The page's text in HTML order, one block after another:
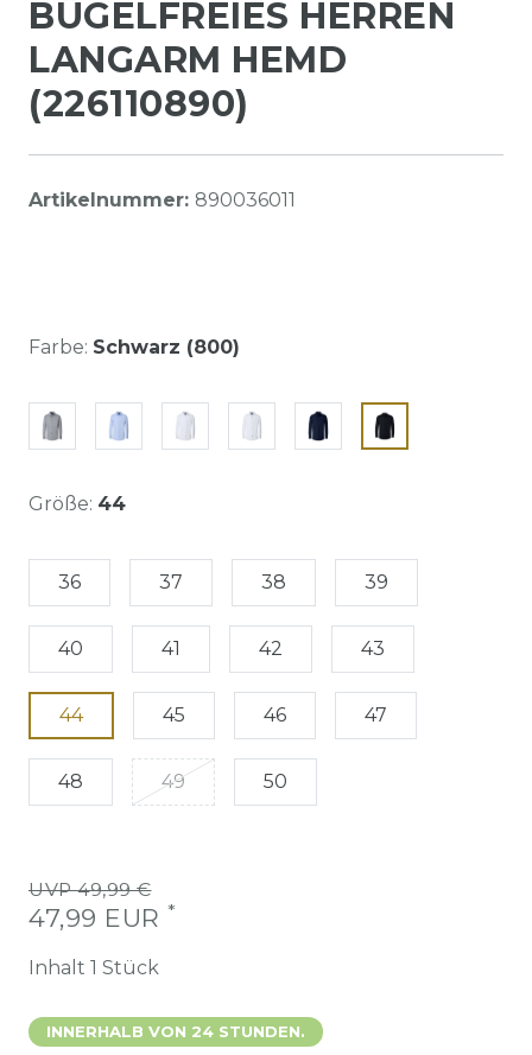
BÜGELFREIES HERREN
LANGARM HEMD
(226110890)
Artikelnummer: 890036011
Farbe: Schwarz (800)
Größe: 44
36 37 38 39
40 41 42 43
44 45 46 47
48 49 50
UVP 49,99 €
47,99 EUR *
Inhalt 1 Stück
INNERHALB VON 24 STUNDEN.